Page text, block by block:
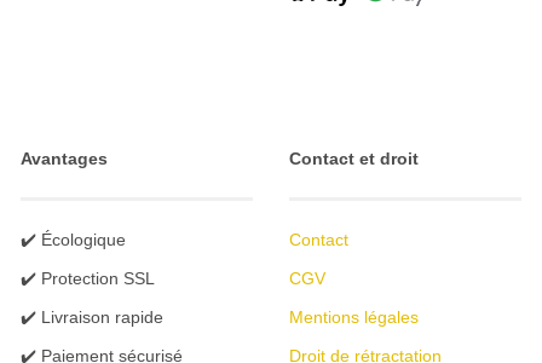
Avantages
✔️ Écologique
✔️ Protection SSL
✔️ Livraison rapide
✔️ Paiement sécurisé
Contact et droit
Contact
CGV
Mentions légales
Droit de rétractation